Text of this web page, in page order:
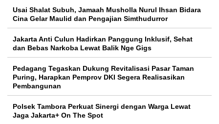
Usai Shalat Subuh, Jamaah Musholla Nurul Ihsan Bidara
Cina Gelar Maulid dan Pengajian Simthudurror
Jakarta Anti Culun Hadirkan Panggung Inklusif, Sehat
dan Bebas Narkoba Lewat Balik Nge Gigs
Pedagang Tegaskan Dukung Revitalisasi Pasar Taman
Puring, Harapkan Pemprov DKI Segera Realisasikan
Pembangunan
Polsek Tambora Perkuat Sinergi dengan Warga Lewat
Jaga Jakarta+ On The Spot